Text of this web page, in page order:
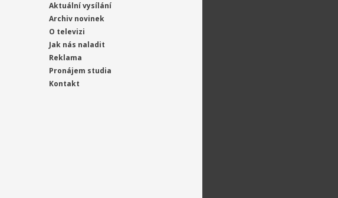
Aktuální vysílání
Archiv novinek
O televizi
Jak nás naladit
Reklama
Pronájem studia
Kontakt